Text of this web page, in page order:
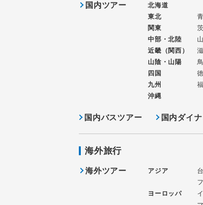
国内ツアー
北海道
東北
関東
中部・北陸
近畿（関西）
山陰・山陽
四国
九州
沖縄
国内バスツアー 国内ダイ
海外旅行
海外ツアー アジア
ヨーロッパ